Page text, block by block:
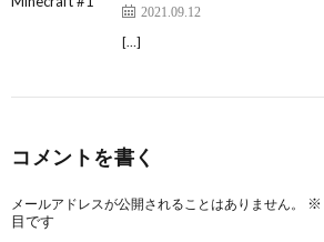
2021.09.12
[…]
コメントを書く
メールアドレスが公開されることはありません。 ※
目です